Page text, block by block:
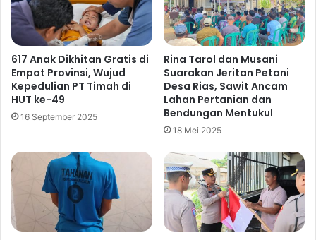
617 Anak Dikhitan Gratis di
Empat Provinsi, Wujud
Kepedulian PT Timah di
HUT ke-49
16 September 2025
Rina Tarol dan Musani
Suarakan Jeritan Petani
Desa Rias, Sawit Ancam
Lahan Pertanian dan
Bendungan Mentukul
18 Mei 2025